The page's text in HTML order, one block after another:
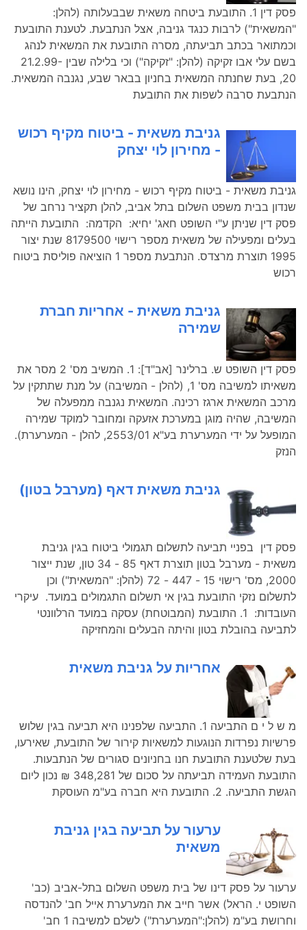
פסק דין 1. התובעת ביטחה משאית שבבעלותה (להלן:
"המשאית") לרבות כנגד גניבה, אצל הנתבעת. לטענת התובעת
וכמתואר בכתב תביעתה, מסרה התובעת את המשאית לנהג
בשם עלי אבו זקיקה (להלן: "זקיקה") וכי בלילה שבין 21.2.99-
20, בעת שחנתה המשאית בחניון בבאר שבע, נגנבה המשאית.
הנתבעת סרבה לשפות את התובעת
גניבת משאית - ביטוח מקיף רכוש
- מחירון לוי יצחק
גניבת משאית - ביטוח מקיף רכוש - מחירון לוי יצחק, הינו נושא
שנדון בבית משפט השלום בתל אביב, להלן תקציר נרחב של
פסק דין שניתן ע"י השופט חאג' יחיא: הקדמה: התובעת הייתה
בעלים ומפעילה של משאית מספר רישוי 8179500 שנת יצור
1995 תוצרת מרצדס. הנתבעת מספר 1 הוציאה פוליסת ביטוח
רכוש
גניבת משאית - אחריות חברת
שמירה
פסק דין השופט ש. ברלינר [אב"ד]: 1. המשיב מס' 2 מסר את
משאיתו למשיבה מס' 1, (להלן - המשיבה) על מנת שתתקין על
מרכב המשאית ארגז רכינה. המשאית נגנבה ממפעלה של
המשיבה, שהיה מוגן במערכת אזעקה ומחובר למוקד שמירה
המופעל על ידי המערערת בע"א 2553/01, להלן - המערערת).
הנזק
גניבת משאית דאף (מערבל בטון)
פסק דין בפניי תביעה לתשלום תגמולי ביטוח בגין גניבת
משאית - מערבל בטון תוצרת דאף 85 - 34 טון, שנת ייצור
2000, מס' רישוי 15 - 447 - 72 (להלן: "המשאית") וכן
לתשלום נזקי התובעת בגין אי תשלום התגמולים במועד. עיקרי
העובדות: 1. התובעת (המבוטחת) עסקה במועד הרלוונטי
לתביעה בהובלת בטון והיתה הבעלים והמחזיקה
אחריות על גניבת משאית
מ ש ל י ם התביעה 1. התביעה שלפנינו היא תביעה בגין שלוש
פרשיות נפרדות הנוגעות למשאיות קירור של התובעת, שאירעו,
בעת שלטענת התובעת חנו בחניונים סגורים של הנתבעות.
התובעת העמידה תביעתה על סכום של 348,281 ₪ נכון ליום
הגשת התביעה. 2. התובעת היא חברה בע"מ העוסקת
ערעור על תביעה בגין גניבת
משאית
ערעור על פסק דינו של בית משפט השלום בתל-אביב (כב'
השופט י. הראל) אשר חייב את המערערת אייל חב' להנדסה
וחרושת בע"מ (להלן:"המערערת") לשלם למשיבה 1 חב'